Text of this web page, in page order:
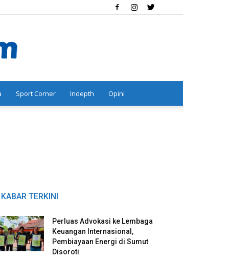
Sport Corner Indepth Opini
KABAR TERKINI
Perluas Advokasi ke Lembaga
Keuangan Internasional,
Pembiayaan Energi di Sumut
Disoroti